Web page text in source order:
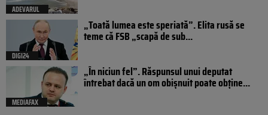
ADEVARUL
DIGI24
„Toată lumea este speriată”. Elita rusă se
teme că FSB „scapă de sub...
MEDIAFAX
„În niciun fel”. Răspunsul unui deputat
întrebat dacă un om obișnuit poate obține...